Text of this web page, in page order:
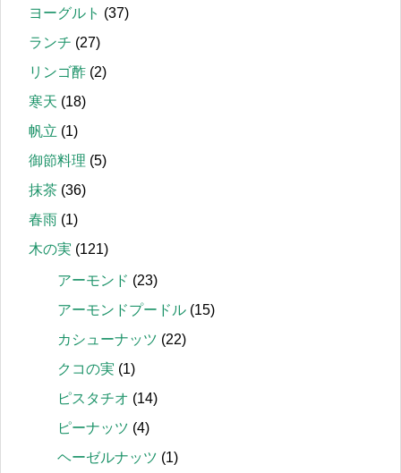
ヨーグルト (37)
ランチ (27)
リンゴ酢 (2)
寒天 (18)
帆立 (1)
御節料理 (5)
抹茶 (36)
春雨 (1)
木の実 (121)
アーモンド (23)
アーモンドプードル (15)
カシューナッツ (22)
クコの実 (1)
ピスタチオ (14)
ピーナッツ (4)
ヘーゼルナッツ (1)